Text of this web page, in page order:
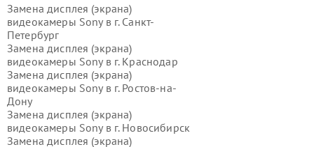
Замена дисплея (экрана)
видеокамеры Sony в г. Санкт-
Петербург
Замена дисплея (экрана)
видеокамеры Sony в г. Краснодар
Замена дисплея (экрана)
видеокамеры Sony в г. Ростов-на-
Дону
Замена дисплея (экрана)
видеокамеры Sony в г. Новосибирск
Замена дисплея (экрана)